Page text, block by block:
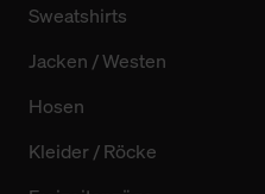
Sweatshirts
Jacken / Westen
Hosen
Kleider / Röcke